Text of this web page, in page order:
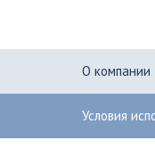
О компании
Условия